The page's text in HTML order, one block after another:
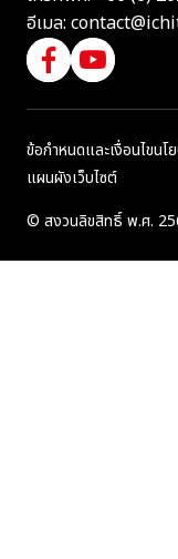
อีเมล:
© สงวนลิขสิทธิ์ พ.ศ.
ข้อกำหนดและเงื่อนไขนโ
แผนผังเว็บไซต์